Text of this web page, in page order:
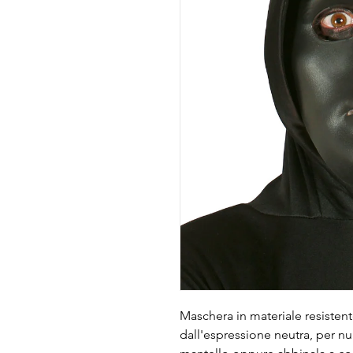
Maschera in materiale
dall'espressione neutra, per